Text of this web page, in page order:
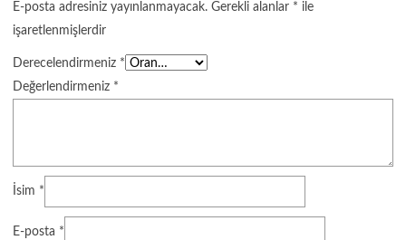
E-posta adresiniz yayınlanmayacak. Gerekli alanlar * ile
işaretlenmişlerdir
Derecelendirmeniz *
Değerlendirmeniz *
İsim *
E-posta *